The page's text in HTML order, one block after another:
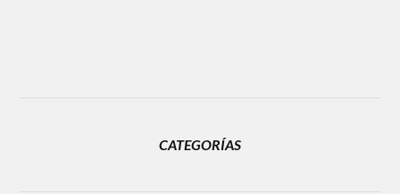
CATEGORÍAS